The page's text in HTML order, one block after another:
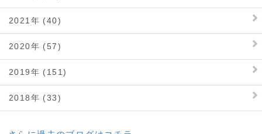
2021年 (40)
2020年 (57)
2019年 (151)
2018年 (33)